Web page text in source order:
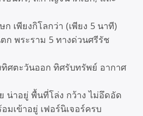
ก เพียงกิโลกว่า (เพียง 5 นาที)
ก พระราม 5 ทางด่วนศรีรัช
ศตะวันออก ทิศรับทรัพย์ อากาศ
น่าอยู่ พื้นที่โล่ง กว้าง ไม่อึดอัด
มเข้าอยู่ เฟอร์นิเจอร์ครบ